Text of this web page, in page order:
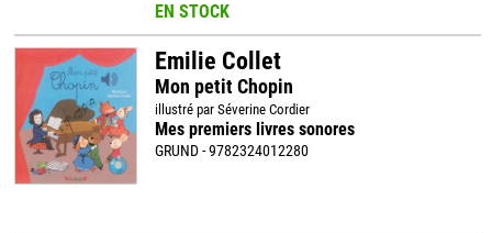
EN STOCK
Emilie Collet
Mon petit Chopin
illustré par Séverine Cordier
Mes premiers livres sonores
GRUND - 9782324012280